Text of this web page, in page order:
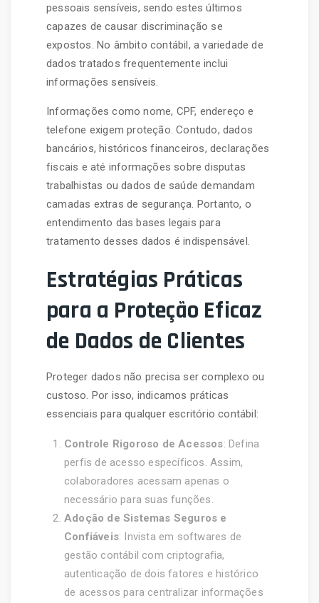
pessoais sensíveis, sendo estes últimos
capazes de causar discriminação se
expostos. No âmbito contábil, a variedade de
dados tratados frequentemente inclui
informações sensíveis.
Informações como nome, CPF, endereço e
telefone exigem proteção. Contudo, dados
bancários, históricos financeiros, declarações
fiscais e até informações sobre disputas
trabalhistas ou dados de saúde demandam
camadas extras de segurança. Portanto, o
entendimento das bases legais para
tratamento desses dados é indispensável.
Estratégias Práticas
para a Proteção Eficaz
de Dados de Clientes
Proteger dados não precisa ser complexo ou
custoso. Por isso, indicamos práticas
essenciais para qualquer escritório contábil:
Controle Rigoroso de Acessos: Defina
perfis de acesso específicos. Assim,
colaboradores acessam apenas o
necessário para suas funções.
Adoção de Sistemas Seguros e
Confiáveis: Invista em softwares de
gestão contábil com criptografia,
autenticação de dois fatores e histórico
de acessos para centralizar informações